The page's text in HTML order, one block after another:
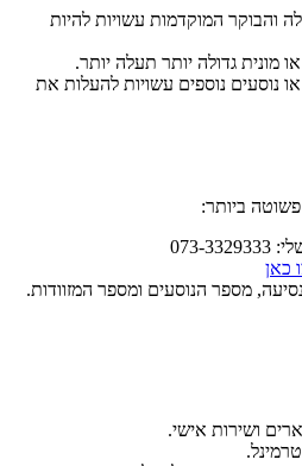
והבוקר המוקדמות עשויות להיות
מונית גדולה יותר תעלה יותר.
נוסעים נוספים עשויות להעלות את
ביותר:
כאן
מספר הנוסעים ומספר המזוודות.
ושירות אישי.